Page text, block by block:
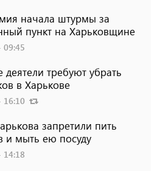
начала штурмы за
пункт на Харьковщине
09:45
требуют убрать
в Харькове
16:10
запретили пить
и мыть ею посуду
14:18